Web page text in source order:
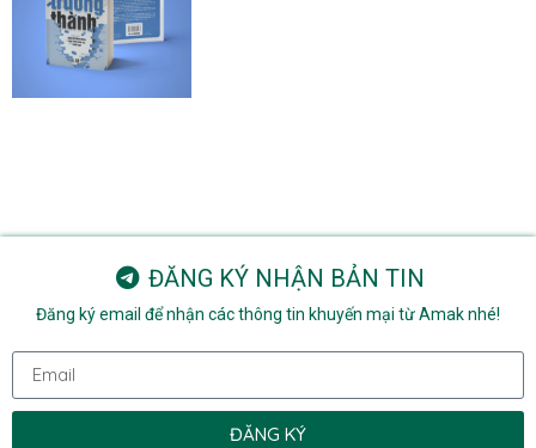
ĐĂNG KÝ NHẬN BẢN TIN
Đăng ký email để nhận các thông tin khuyến mại từ Amak nhé!
ĐĂNG KÝ